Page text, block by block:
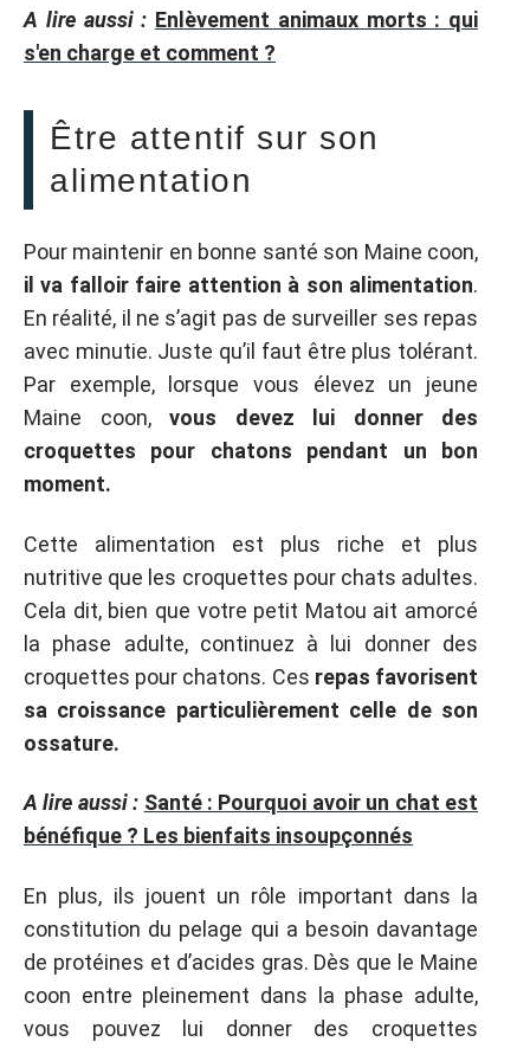
A lire aussi : Enlèvement animaux morts : qui
s'en charge et comment ?
Être attentif sur son
alimentation
Pour maintenir en bonne santé son Maine coon,
il va falloir faire attention à son alimentation.
En réalité, il ne s’agit pas de surveiller ses repas
avec minutie. Juste qu’il faut être plus tolérant.
Par exemple, lorsque vous élevez un jeune
Maine coon, vous devez lui donner des
croquettes pour chatons pendant un bon
moment.
Cette alimentation est plus riche et plus
nutritive que les croquettes pour chats adultes.
Cela dit, bien que votre petit Matou ait amorcé
la phase adulte, continuez à lui donner des
croquettes pour chatons. Ces repas favorisent
sa croissance particulièrement celle de son
ossature.
A lire aussi : Santé : Pourquoi avoir un chat est
bénéfique ? Les bienfaits insoupçonnés
En plus, ils jouent un rôle important dans la
constitution du pelage qui a besoin davantage
de protéines et d’acides gras. Dès que le Maine
coon entre pleinement dans la phase adulte,
vous pouvez lui donner des croquettes